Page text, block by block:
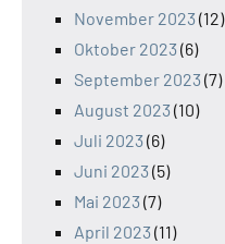
November 2023(12)
Oktober 2023(6)
September 2023(7)
August 2023(10)
Juli 2023(6)
Juni 2023(5)
Mai 2023(7)
April 2023(11)